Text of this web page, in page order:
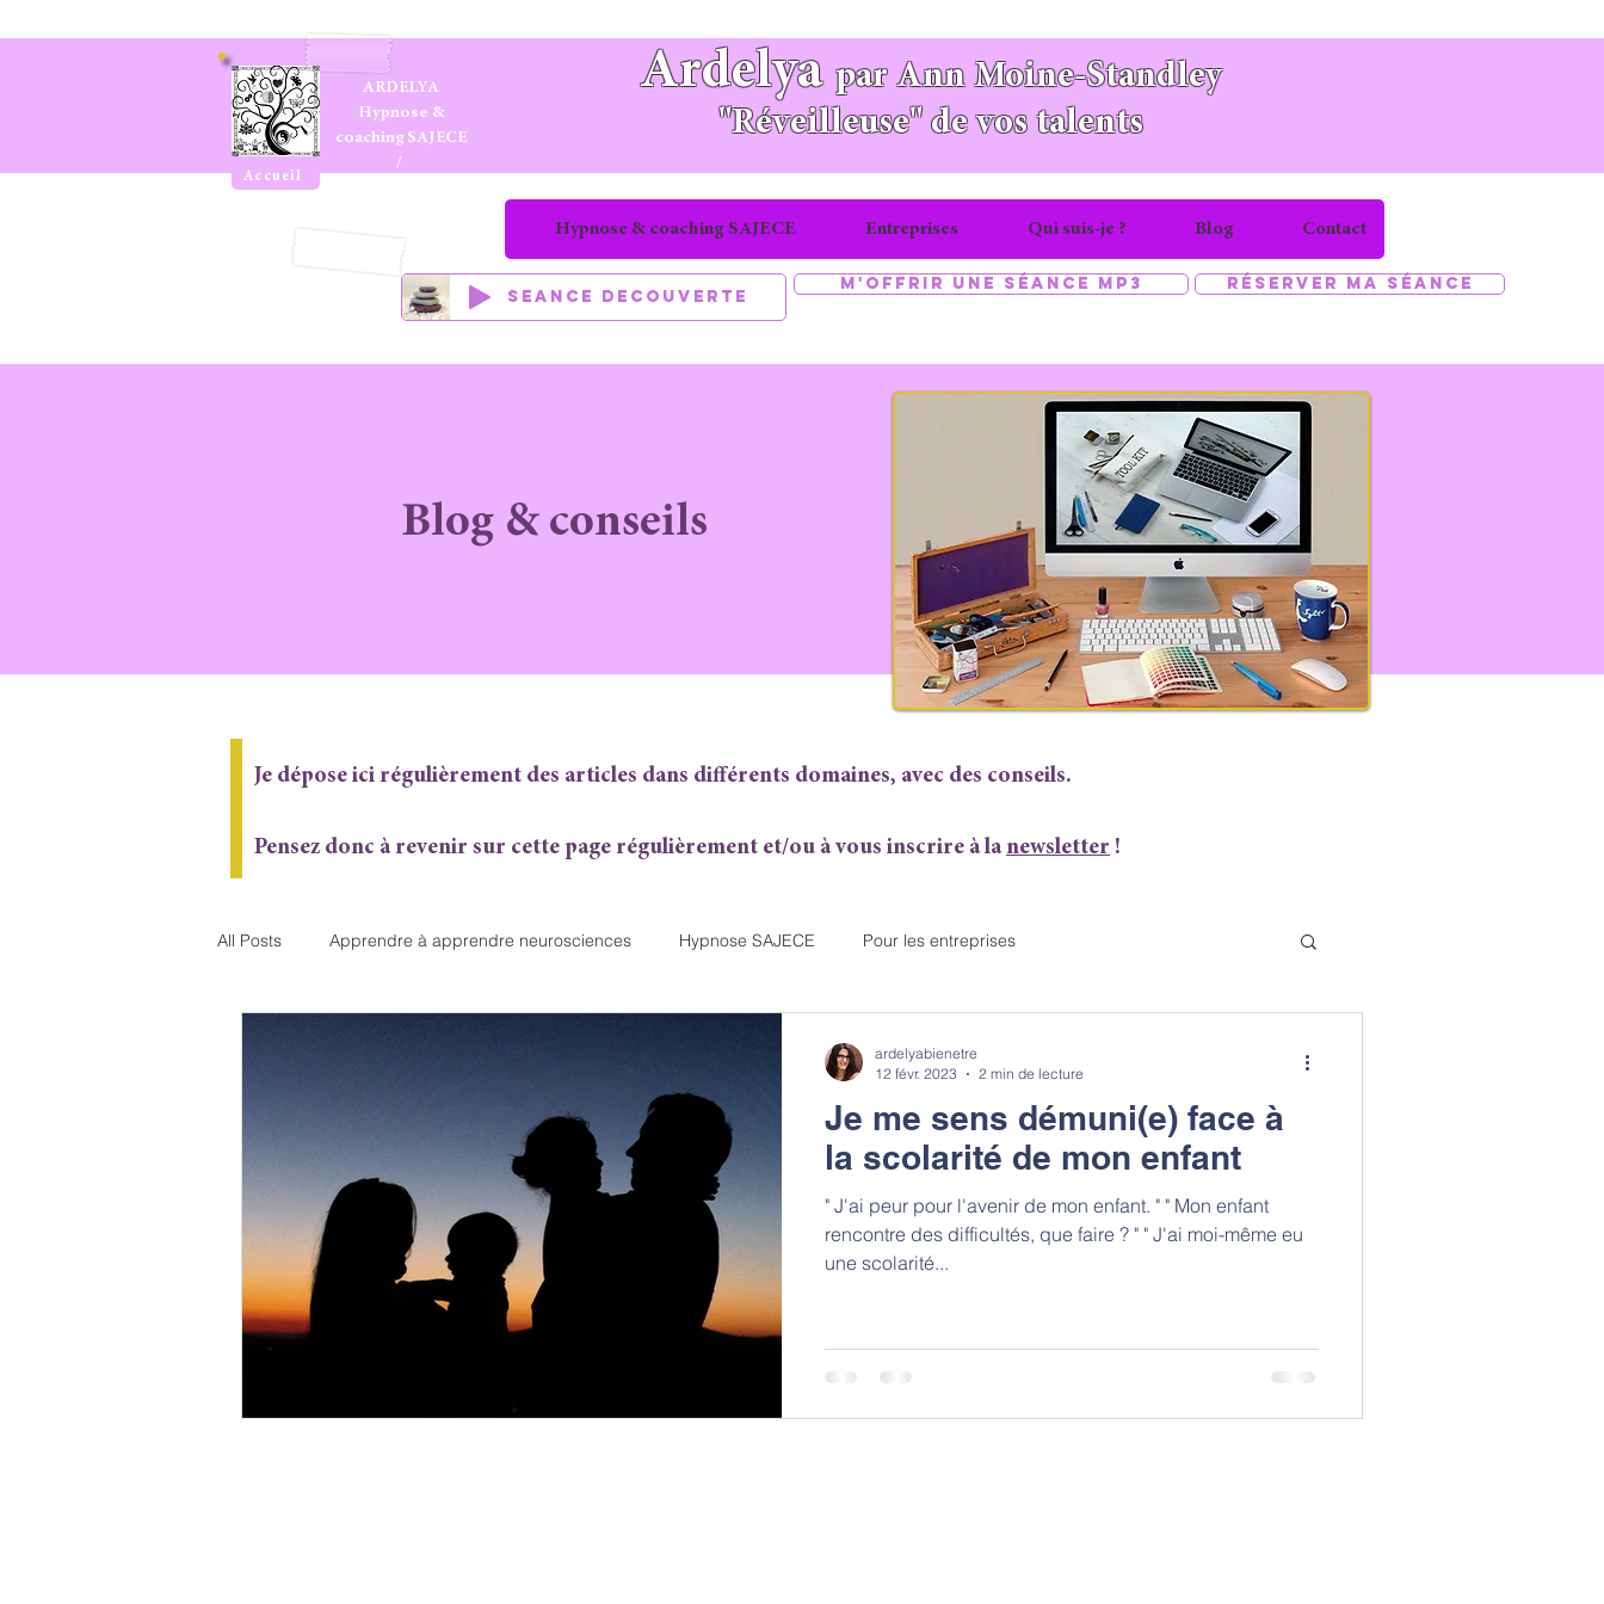
Ardelya par Ann Moine-Standley
"Réveilleuse" de vos talents
Accueil
ARDELYA
Hypnose &
coaching SAJECE
/
Hypnose & coaching SAJECE Entreprises Qui suis-je ? Blog Contact
Séance découverte
M'offrir une séance MP3 Réserver ma séance
Blog & conseils
All Posts Apprendre à apprendre neurosciences Hypnose SAJECE Pour les entreprises
Je me sens démuni(e) face à
la scolarité de mon enfant
" J'ai peur pour l'avenir de mon enfant. " " Mon enfant
rencontre des difficultés, que faire ? " " J'ai moi-même eu
une scolarité...
ardelyabienetre
12 févr. 2023
2 min de lecture
Je dépose ici régulièrement des articles dans différents domaines, avec des conseils.
Pensez donc à revenir sur cette page régulièrement et/ou à vous inscrire à lanewsletter !